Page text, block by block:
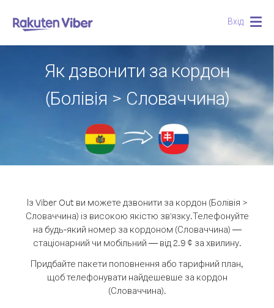
Вхід
Як дзвонити за кордон
(Болівія > Словаччина)
Із Viber Out ви можете дзвонити за кордон (Болівія >
Словаччина) із високою якістю зв'язку.Телефонуйте
на будь-який номер за кордоном (Словаччина) —
стаціонарний чи мобільний — від 2.9 ¢ за хвилину.
Придбайте пакети поповнення або тарифний план,
щоб телефонувати найдешевше за кордон
(Словаччина).